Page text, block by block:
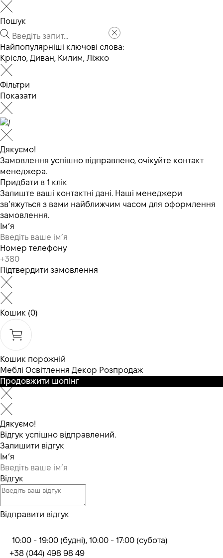
Пошук
Найпопулярніші ключові слова:
Крісло, Диван, Килим, Ліжко
Фільтри
Показати
Дякуємо!
Замовлення успішно відправлено, очікуйте контакт
менеджера.
Придбати в 1 клік
Залиште ваші контактні дані. Наші менеджери
зв’яжуться з вами найближчим часом для оформлення
замовлення.
Ім’я
Номер телефону
Підтвердити замовлення
Кошик (0)
Кошик порожній
Меблі Освітлення Декор Розпродаж
Продовжити шопінг
Дякуємо!
Відгук успішно відправлений.
Залишити відгук
Ім’я
Відгук
Відправити відгук
10:00 - 19:00 (будні), 10:00 - 17:00 (субота)
+38 (044) 498 98 49